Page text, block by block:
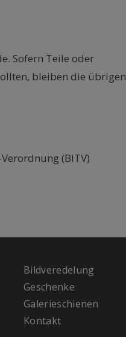
Sofern Teile oder
bleiben die übrigen
(BITV)
Bildveredelung
Geschenke
Galerieschienen
Kontakt